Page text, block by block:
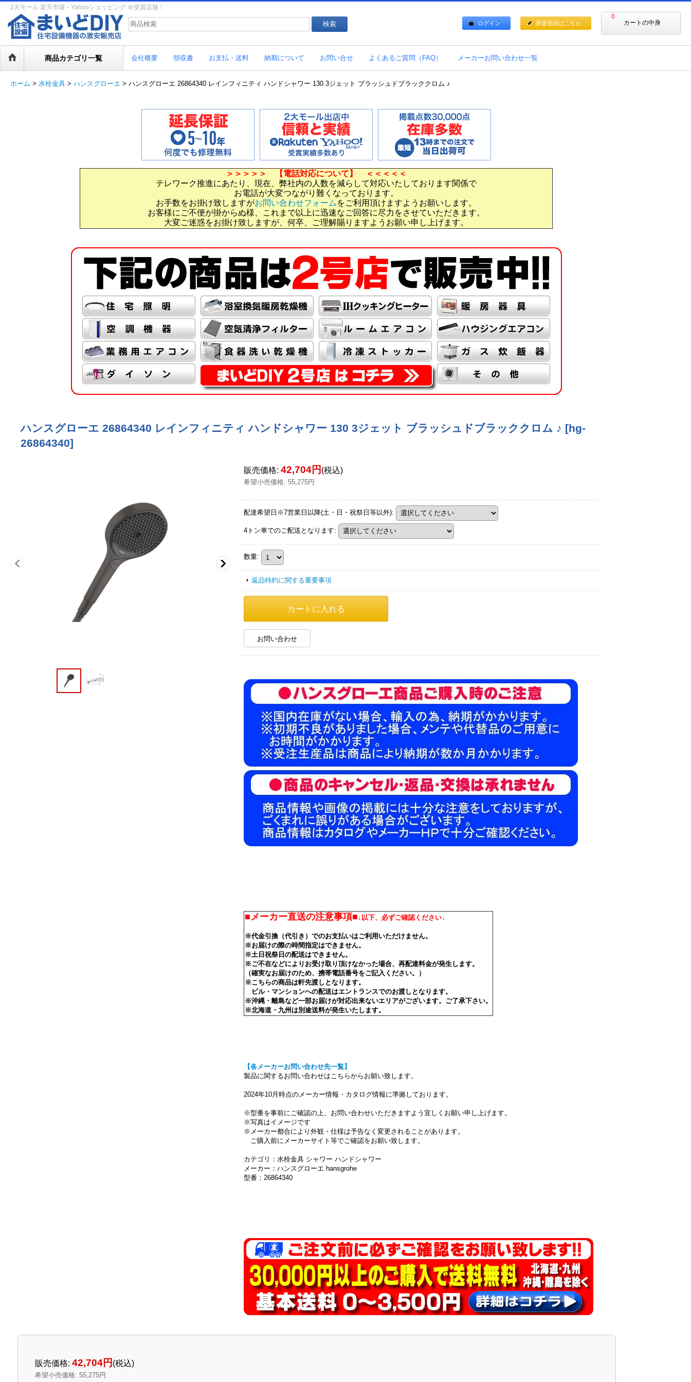
2大モール 楽天市場・Yahooショッピング Ｗ受賞店舗！
0
カートの中身
ログイン 新規登録はこちら
商品カテゴリ一覧 会社概要 領収書 お支払・送料 納期について お問い合せ よくあるご質問（FAQ） メーカーお問い合わせ一覧
ホーム > 水栓金具 > ハンスグローエ > ハンスグローエ 26864340 レインフィニティ ハンドシャワー 130 3ジェット ブラッシュドブラッククロム ♪
＞＞＞＞＞ 【電話対応について】 ＜＜＜＜＜
テレワーク推進にあたり、現在、弊社内の人数を減らして対応いたしております関係で
お電話が大変つながり難くなっております。
お手数をお掛け致しますがお問い合わせフォーム をご利用頂けますようお願いします。
お客様にご不便が掛からぬ様、これまで以上に迅速なご回答に尽力をさせていただきます。
大変ご迷惑をお掛け致しますが、何卒、ご理解賜りますようお願い申し上げます。
ハンスグローエ 26864340 レインフィニティ ハンドシャワー 130 3ジェット ブラッシュドブラッククロム ♪ [hg-
26864340]
販売価格: 42,704円 (税込)
希望小売価格: 55,275円
配達希望日※7営業日以降(土・日・祝祭日等以外):
4トン車でのご配送となります:
数量:
返品特約に関する重要事項
お問い合わせ
■メーカー直送の注意事項■↓以下、必ずご確認ください↓
※代金引換（代引き）でのお支払いはご利用いただけません。
※お届けの際の時間指定はできません。
※土日祝祭日の配送はできません。
※ご不在などによりお受け取り頂けなかった場合、再配達料金が発生します。
（確実なお届けのため、携帯電話番号をご記入ください。）
※こちらの商品は軒先渡しとなります。
ビル・マンションへの配送はエントランスでのお渡しとなります。
※沖縄・離島など一部お届けが対応出来ないエリアがございます。ご了承下さい。
※北海道・九州は別途送料が発生いたします。
【各メーカーお問い合わせ先一覧】
製品に関するお問い合わせはこちらからお願い致します。
2024年10月時点のメーカー情報・カタログ情報に準拠しております。
※型番を事前にご確認の上、お問い合わせいただきますよう宜しくお願い申し上げます。
※写真はイメージです
※メーカー都合により外観・仕様は予告なく変更されることがあります。
ご購入前にメーカーサイト等でご確認をお願い致します。
カテゴリ：水栓金具 シャワー ハンドシャワー
メーカー：ハンスグローエ hansgrohe
型番：26864340
販売価格: 42,704円 (税込)
希望小売価格: 55,275円